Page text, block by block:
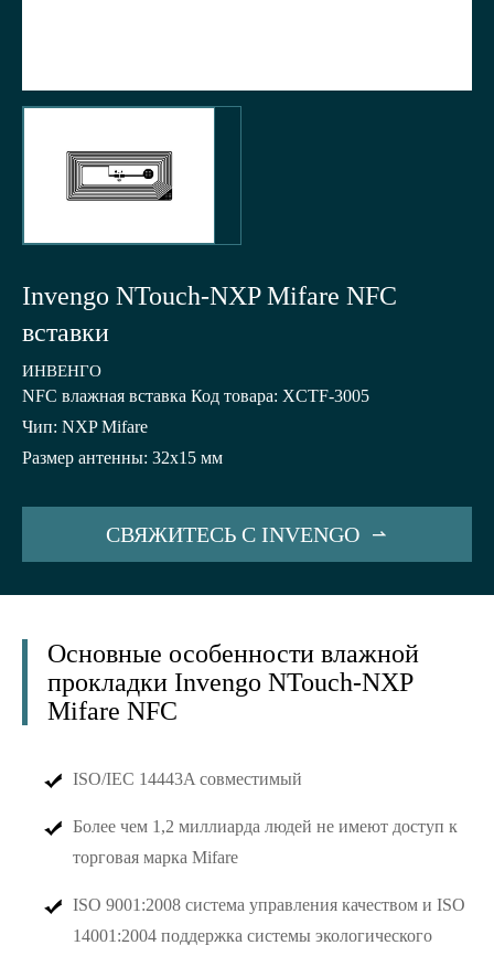
Invengo NTouch-NXP Mifare NFC
вставки
ИНВЕНГО
NFC влажная вставка Код товара: XCTF-3005
Чип: NXP Mifare
Размер антенны: 32x15 мм
СВЯЖИТЕСЬ С INVENGO 
Основные особенности влажной
прокладки Invengo NTouch-NXP
Mifare NFC
ISO/IEC 14443A совместимый
Более чем 1,2 миллиарда людей не имеют доступ к
торговая марка Mifare
ISO 9001:2008 система управления качеством и ISO
14001:2004 поддержка системы экологического